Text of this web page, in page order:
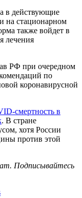
в действующие
на стационарном
также войдет в
лечения
РФ при очередном
по
коронавирусной
смертность в
. В стране
хотя России
против этой
Подписывайтесь